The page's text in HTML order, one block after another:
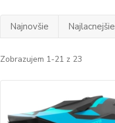
Najnovšie Najlacnejšie
Zobrazujem 1-21 z 23